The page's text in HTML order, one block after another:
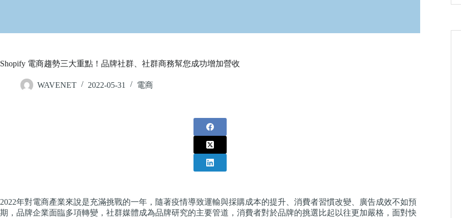
Shopify 電商趨勢三大重點！品牌社群、社群商務幫您成功增加營收
WAVENET 2022-05-31 電商
2022年對電商產業來說是充滿挑戰的一年，隨著疫情導致運輸與採購成本的提升、消費者習慣改變、廣告成效不如預
期，品牌企業面臨多項轉變，社群媒體成為品牌研究的主要管道，消費者對於品牌的挑選比起以往更加嚴格，面對快